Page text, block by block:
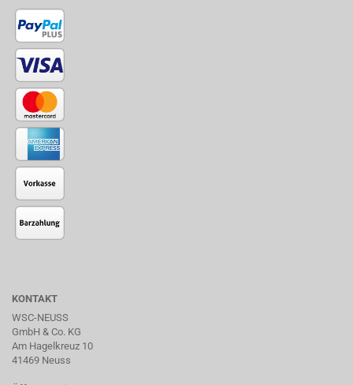
KONTAKT
WSC-NEUSS
GmbH & Co. KG
Am Hagelkreuz 10
41469 Neuss